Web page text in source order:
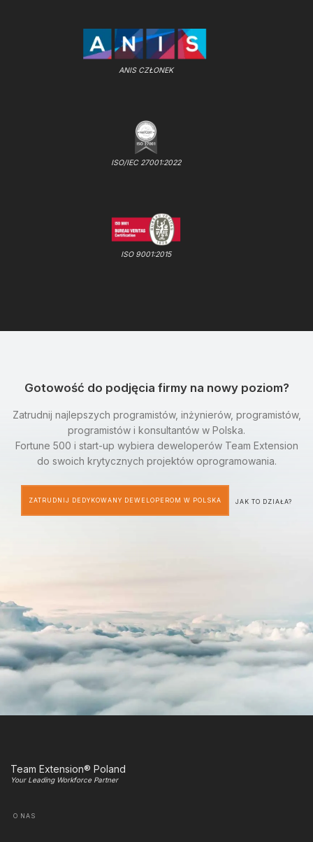
ANIS CZŁONEK
ISO/IEC 27001:2022
ISO 9001:2015
Gotowość do podjęcia firmy na nowy poziom?
Zatrudnij najlepszych programistów, inżynierów, programistów,
programistów i konsultantów w Polska.
Fortune 500 i start-up wybiera deweloperów Team Extension
do swoich krytycznych projektów oprogramowania.
ZATRUDNIJ DEDYKOWANY DEWELOPEROM W POLSKA JAK TO DZIAŁA?
Team Extension® Poland
Your Leading Workforce Partner
O NAS